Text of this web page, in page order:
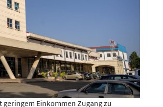
Einkommen Zugang zu